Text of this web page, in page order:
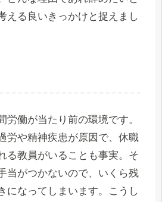
える良いきっかけと捉えまし
労働が当たり前の環境です。
労や精神疾患が原因で、休職
る教員がいることも事実。そ
当がつかないので、いくら残
になってしまいます。こうし